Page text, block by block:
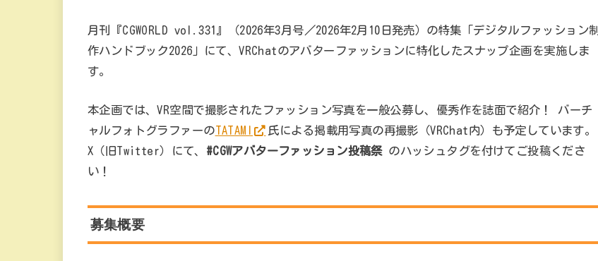
月刊『CGWORLD vol.331』（2026年3月号／2026年2月10日発売）の特集「デジタルファッション制
作ハンドブック2026」にて、VRChatのアバターファッションに特化したスナップ企画を実施しま
す。
本企画では、VR空間で撮影されたファッション写真を一般公募し、優秀作を誌面で紹介！ バーチ
ャルフォトグラファーのTATAMI
氏による掲載用写真の再撮影（VRChat内）も予定しています。
X（旧Twitter）にて、 #CGWアバターファッション投稿祭のハッシュタグを付けてご投稿くださ
い！
募集概要